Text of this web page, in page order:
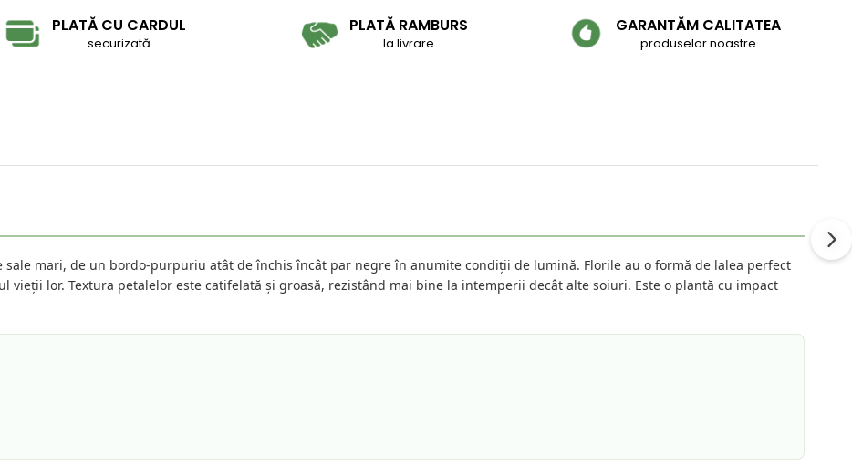
PLATĂ CU CARDUL
securizată
PLATĂ RAMBURS
la livrare
GARANTĂM CALITATEA
produselor noastre
sale mari, de un bordo-purpuriu atât de închis încât par negre în anumite condiții de lumină. Florile au o formă de lalea perfect
vieții lor. Textura petalelor este catifelată și groasă, rezistând mai bine la intemperii decât alte soiuri. Este o plantă cu impact